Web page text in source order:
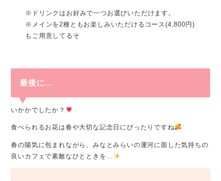
※ドリンクはお好みで一つお選びいただけます。
※メインを2種ともお楽しみいただけるコース(4,800円)
もご用意してるそ
最後に…
いかかでしたか？
食べられるお花は春や大切な記念日にぴったりですね
春の陽気に包まれながら、みなとみらいの運河に面した気持ちの
良いカフェで素敵なひとときを…